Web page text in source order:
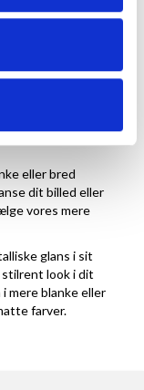
muligt, at få
og helt op til
husets rammer i
plakatrammer i
så løses det
til at passe
eller bred
dit billed eller
vores mere
glans i sit
look i dit
mere blanke eller
farver.